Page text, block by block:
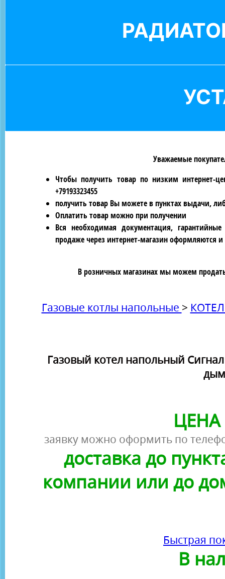
Уважаемые
Чтобы получить товар по низким интернет-
+79193323455
получить товар Вы можете в пунктах выдачи,
Оплатить товар можно при получении
Вся необходимая документация,
продаже через интернет-магазин оформляются
В розничных магазинах мы можем
Газовые котлы напольные >
Газовый котел напольный
ЦЕНА
заявку можно оформить по
доставка до
компании или до
Быстрая
В